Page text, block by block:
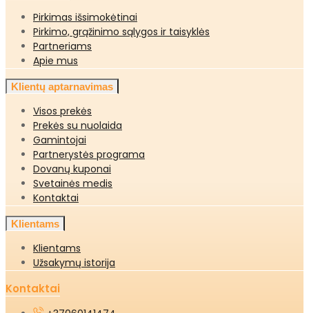
Pirkimas išsimokėtinai
Pirkimo, grąžinimo sąlygos ir taisyklės
Partneriams
Apie mus
Klientų aptarnavimas
Visos prekės
Prekės su nuolaida
Gamintojai
Partnerystės programa
Dovanų kuponai
Svetainės medis
Kontaktai
Klientams
Klientams
Užsakymų istorija
Kontaktai